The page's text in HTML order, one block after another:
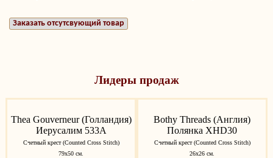
Заказать отсутсвующий товар
Лидеры продаж
Thea Gouverneur (Голландия)
Иерусалим 533A
Счетный крест (Counted Cross Stitch)
79х50 см.
Bothy Threads (Англия)
Полянка XHD30
Счетный крест (Counted Cross Stitch)
26х26 см.